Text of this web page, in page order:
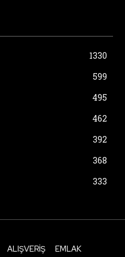
1330
599
495
462
392
368
333
ALIŞVERIŞ EMLAK